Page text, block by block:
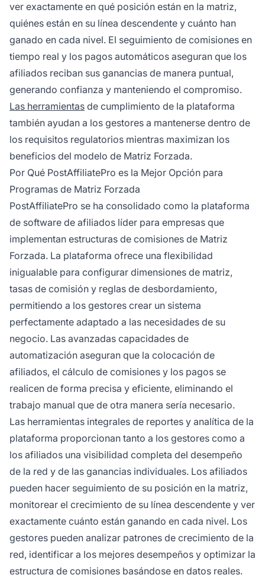
ver exactamente en qué posición están en la matriz,
quiénes están en su línea descendente y cuánto han
ganado en cada nivel. El seguimiento de comisiones en
tiempo real y los pagos automáticos aseguran que los
afiliados reciban sus ganancias de manera puntual,
generando confianza y manteniendo el compromiso.
Las herramientas de cumplimiento de la plataforma
también ayudan a los gestores a mantenerse dentro de
los requisitos regulatorios mientras maximizan los
beneficios del modelo de Matriz Forzada.
Por Qué PostAffiliatePro es la Mejor Opción para
Programas de Matriz Forzada
PostAffiliatePro se ha consolidado como la plataforma
de software de afiliados líder para empresas que
implementan estructuras de comisiones de Matriz
Forzada. La plataforma ofrece una flexibilidad
inigualable para configurar dimensiones de matriz,
tasas de comisión y reglas de desbordamiento,
permitiendo a los gestores crear un sistema
perfectamente adaptado a las necesidades de su
negocio. Las avanzadas capacidades de
automatización aseguran que la colocación de
afiliados, el cálculo de comisiones y los pagos se
realicen de forma precisa y eficiente, eliminando el
trabajo manual que de otra manera sería necesario.
Las herramientas integrales de reportes y analítica de la
plataforma proporcionan tanto a los gestores como a
los afiliados una visibilidad completa del desempeño
de la red y de las ganancias individuales. Los afiliados
pueden hacer seguimiento de su posición en la matriz,
monitorear el crecimiento de su línea descendente y ver
exactamente cuánto están ganando en cada nivel. Los
gestores pueden analizar patrones de crecimiento de la
red, identificar a los mejores desempeños y optimizar la
estructura de comisiones basándose en datos reales.